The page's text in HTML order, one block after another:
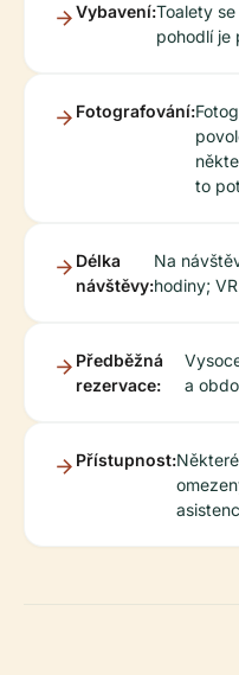
Vybavení:Toalety
pohodlí je
Fotografování:
to
Délka
návštěvy:
Na
hodiny;
Předběžná
rezervace:
a
Přístupnost: